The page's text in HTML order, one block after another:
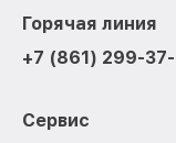
Горячая линия
+7 (861) 299-37-
Сервис